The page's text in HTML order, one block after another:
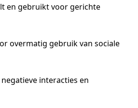
en gebruikt voor gerichte
overmatig gebruik van sociale
interacties en